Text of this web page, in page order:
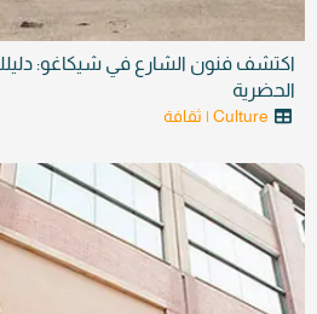
اكتشف فنون الشارع في شيكاغو:
الحضرية
Culture | ثقافة